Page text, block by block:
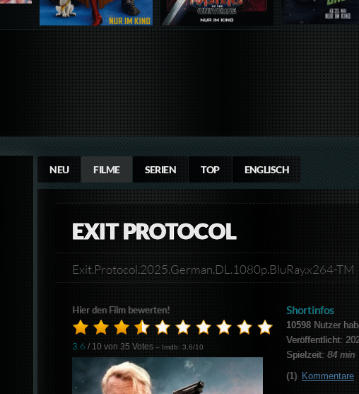
NEU FILME SERIEN TOP ENGLISCH
EXIT PROTOCOL
Exit.Protocol.2025.German.DL.1080p.BluRay.x264-TM​
Hier den Film bewerten!
3.6 / 10 von35 Votes – Imdb: 3.6/10
Shortinfos
10598Nutzer
Veröffentlicht:
Spielzeit: 84 min
(1) Kommentare